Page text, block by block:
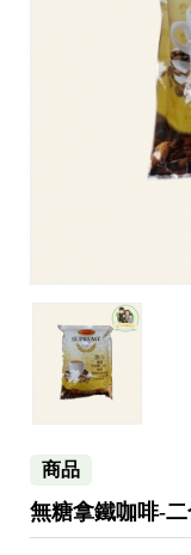
商品
無糖拿鐵咖啡-